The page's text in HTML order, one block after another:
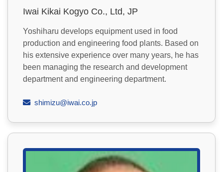
Iwai Kikai Kogyo Co., Ltd, JP
Yoshiharu develops equipment used in food
production and engineering food plants. Based on
his extensive experience over many years, he has
been managing the research and development
department and engineering department.
shimizu@iwai.co.jp